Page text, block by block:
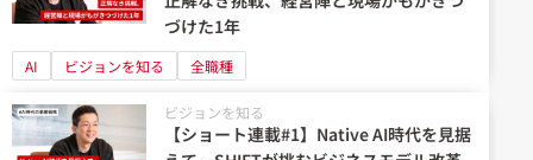
づけた1年
AI ビジョンを知る 全職種
ビジョンを知る
【ショート連載#1】Native AI時代を見据